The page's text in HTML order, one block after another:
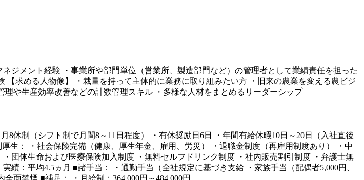
ジメント経験 ・事業所や部門単位（営業所、製造部門など）の管理者として業績責任を担った
求める人物像】 ・裁量を持って主体的に業務に取り組みたい方 ・旧来の農業を変える農ビジ
や生産効率改善などの計数管理スキル ・多様な人材をまとめるリーダーシップ
8休制（シフト制で月間8～11日程度） ・有休奨励日6日 ・年間有給休暇10日～20日（入社直後
生： ・社会保険完備（健康、厚生年金、雇用、労災） ・退職金制度（再雇用制度あり） ・中
団体生命および医療保険加入制度 ・無料セルフドリンク制度 ・社内販売割引制度 ・弁護士無
：平均4.5ヵ月 ■諸手当： ・通勤手当（全社規定に基づき支給 ・家族手当（配偶者5,000円、
面禁煙 ■補足： ・月給制：364,000円～484,000円